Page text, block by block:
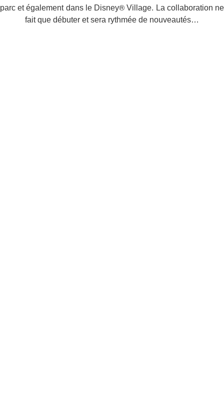
parc et également dans le Disney® Village. La collaboration ne
fait que débuter et sera rythmée de nouveautés…